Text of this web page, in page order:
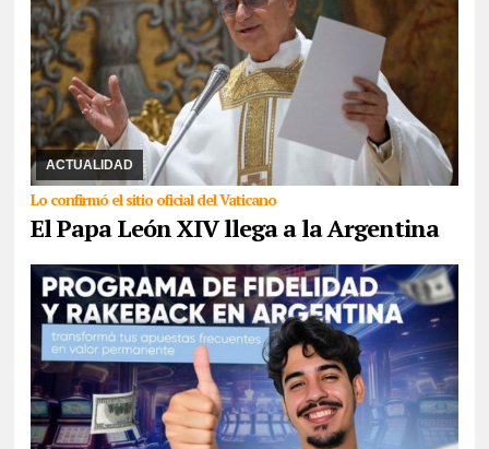
ACTUALIDAD
Lo confirmó el sitio oficial del Vaticano
El Papa León XIV llega a la Argentina
05/08/2026 La gira del pontífice incluye Perú y Uruguay. El
sucesor del Papa Francisco estará entre el 8 y el 11 en el país. El
Episcopado celebró la noticia y ...
24/07/2026 Descubre la estructura de niveles, cálculo de